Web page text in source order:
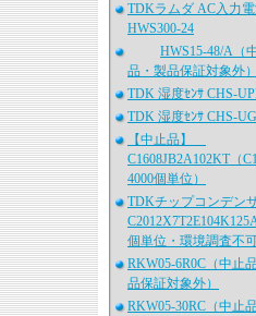
TDKラムダ AC入力
HWS300-24
HWS15-48/A（
品・製品保証対象外）
TDK 湿度ｾﾝｻ CHS-
TDK 湿度ｾﾝｻ CHS-
【中止品】
C1608JB2A102KT（
4000個単位）
TDKチップコンデン
個単位・環境調査不可
RKW05-6R0C（中止
品保証対象外）
RKW05-30RC（中止